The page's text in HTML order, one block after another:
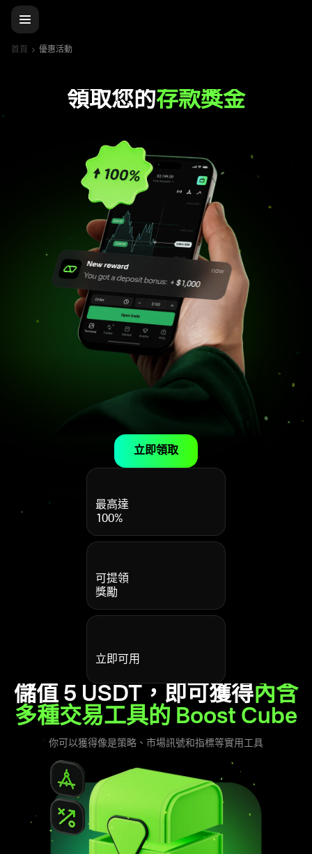
首頁 優惠活動
領取您的存款獎金
最高達
100%
可提領
獎勵
立即可用
立即領取
儲值 5 USDT，即可獲得 內含
多種交易工具的 Boost Cube
你可以獲得像是策略、市場訊號和指標等實用工具